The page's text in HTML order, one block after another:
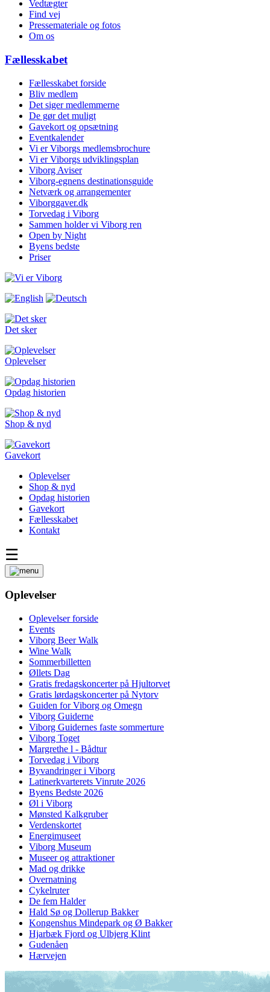
Vedtægter
Find vej
Pressemateriale og fotos
Om os
Fællesskabet
Fællesskabet forside
Bliv medlem
Det siger medlemmerne
De gør det muligt
Gavekort og opsætning
Eventkalender
Vi er Viborgs medlemsbrochure
Vi er Viborgs udviklingsplan
Viborg Aviser
Viborg-egnens destinationsguide
Netværk og arrangementer
Viborggaver.dk
Torvedag i Viborg
Sammen holder vi Viborg ren
Open by Night
Byens bedste
Priser
Det sker
Oplevelser
Opdag historien
Shop & nyd
Gavekort
Oplevelser
Shop & nyd
Opdag historien
Gavekort
Fællesskabet
Kontakt
☰
Oplevelser
Oplevelser forside
Events
Viborg Beer Walk
Wine Walk
Sommerbilletten
Øllets Dag
Gratis fredagskoncerter på Hjultorvet
Gratis lørdagskoncerter på Nytorv
Guiden for Viborg og Omegn
Viborg Guiderne
Viborg Guidernes faste sommerture
Viborg Toget
Margrethe l - Bådtur
Torvedag i Viborg
Byvandringer i Viborg
Latinerkvarterets Vinrute 2026
Byens Bedste 2026
Øl i Viborg
Mønsted Kalkgruber
Verdenskortet
Energimuseet
Viborg Museum
Museer og attraktioner
Mad og drikke
Overnatning
Cykelruter
De fem Halder
Hald Sø og Dollerup Bakker
Kongenshus Mindepark og Ø Bakker
Hjarbæk Fjord og Ulbjerg Klint
Gudenåen
Hærvejen